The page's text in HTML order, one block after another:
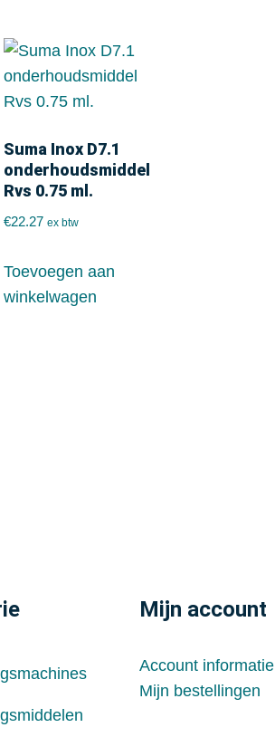
Suma Inox D7.1
onderhoudsmiddel
Rvs 0.75 ml.
€22.27 ex btw
Toevoegen aan
winkelwagen
Mijn account
Account informatie
Mijn bestellingen